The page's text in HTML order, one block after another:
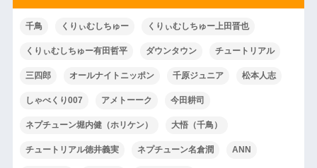
千鳥 くりぃむしちゅー くりぃむしちゅー上田晋也
くりぃむしちゅー有田哲平 ダウンタウン チュートリアル
三四郎 オールナイトニッポン 千原ジュニア 松本人志
しゃべくり007 アメトーーク 今田耕司
ネプチューン堀内健（ホリケン） 大悟（千鳥）
チュートリアル徳井義実 ネプチューン名倉潤 ANN